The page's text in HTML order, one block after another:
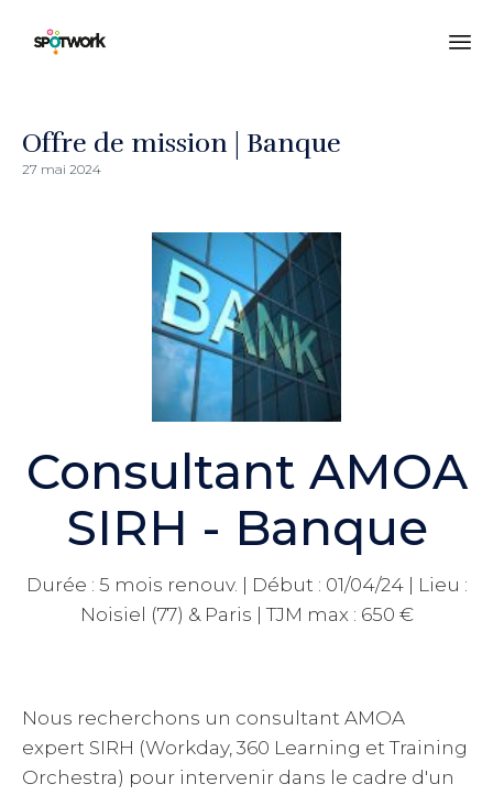
Offre de mission | Banque
27 mai 2024
Consultant AMOA
SIRH - Banque
Durée : 5 mois renouv. | Début : 01/04/24 | Lieu :
Noisiel (77) & Paris | TJM max : 650 €
Nous recherchons un consultant AMOA
expert SIRH (Workday, 360 Learning et Training
Orchestra) pour intervenir dans le cadre d'un